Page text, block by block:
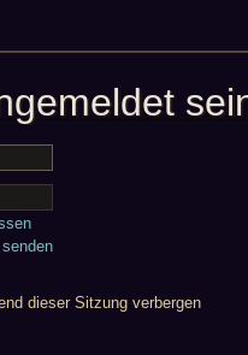
dieser Sitzung verbergen